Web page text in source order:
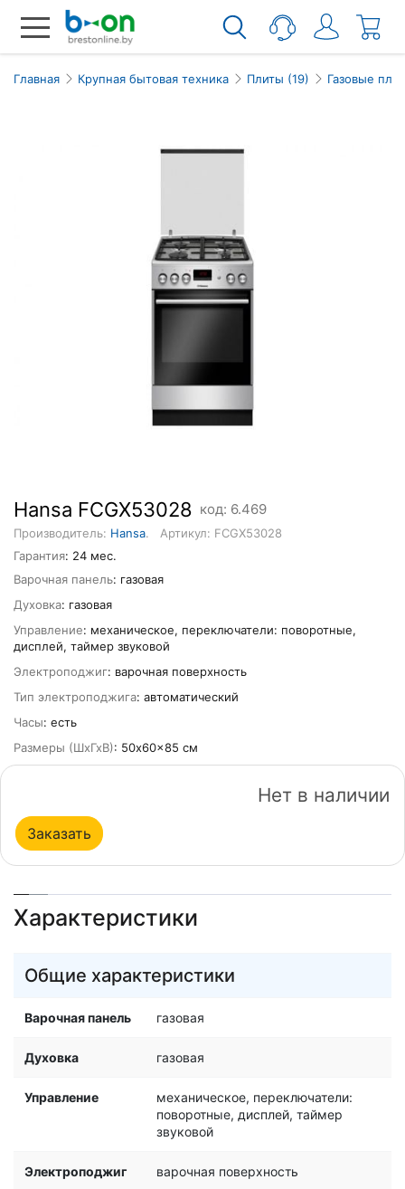
Главная Крупная бытовая техника Плиты (19) Газовые
Hansa FCGX53028 код: 6.469
Производитель: Hansa.
Артикул: FCGX53028
Гарантия: 24 мес.
Варочная панель: газовая
Духовка: газовая
Управление: механическое, переключатели: поворотные,
дисплей, таймер звуковой
Электроподжиг: варочная поверхность
Тип электроподжига: автоматический
Часы: есть
Размеры (ШхГхВ): 50x60x85 см
Нет в наличии
Заказать
Характеристики
Общие характеристики
Варочная панель газовая
Духовка газовая
Управление
механическое, переключатели:
поворотные, дисплей, таймер
звуковой
Электроподжиг варочная поверхность